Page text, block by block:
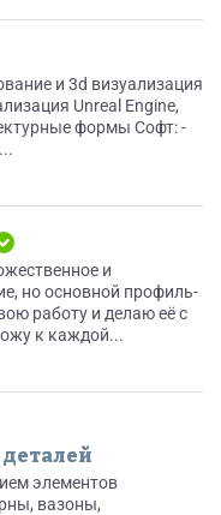
и 3d визуализация
Unreal Engine,
формы Софт: -
и
но основной профиль-
работу и делаю её с
к каждой...
деталей
элементов
вазоны,